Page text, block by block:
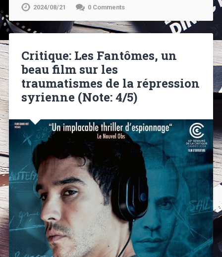
2024/08/21 0 Comments
Critique: Les Fantômes, un
beau film sur les
traumatismes de la répression
syrienne (Note: 4/5)